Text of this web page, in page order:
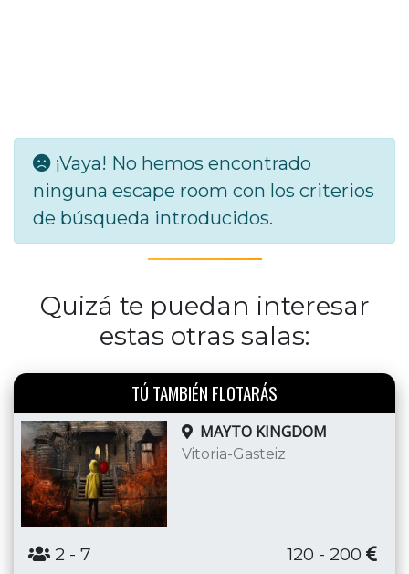
¡Vaya! No hemos encontrado
ninguna escape room con los criterios
de búsqueda introducidos.
Quizá te puedan interesar
estas otras salas:
TÚ TAMBIÉN FLOTARÁS
MAYTO KINGDOM
Vitoria-Gasteiz
2 - 7 120 - 200